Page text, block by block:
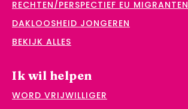
RECHTEN/PERSPECTIEF EU MIGRANTEN
DAKLOOSHEID JONGEREN
BEKIJK ALLES
Ik wil helpen
WORD VRIJWILLIGER